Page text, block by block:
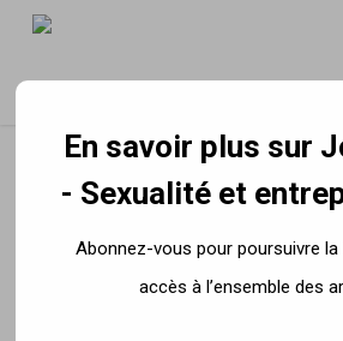
Skip
main
content
Gardez l'esprit
Mangez
En savoir plus sur
- Sexualité et
Abonnez-vous pour poursuivre
accès à l’ensemble des